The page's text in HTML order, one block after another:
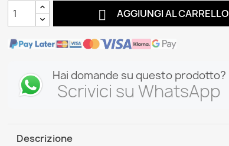
 AGGIUNGI AL CARRELLO
Hai domande su questo prodotto?
Scrivici su WhatsApp
Descrizione